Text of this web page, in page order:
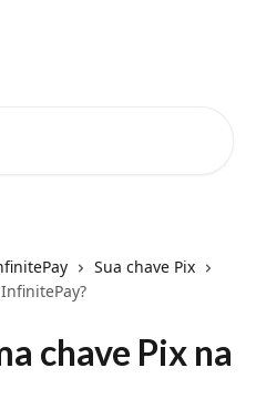
Sua chave Pix
chave Pix na